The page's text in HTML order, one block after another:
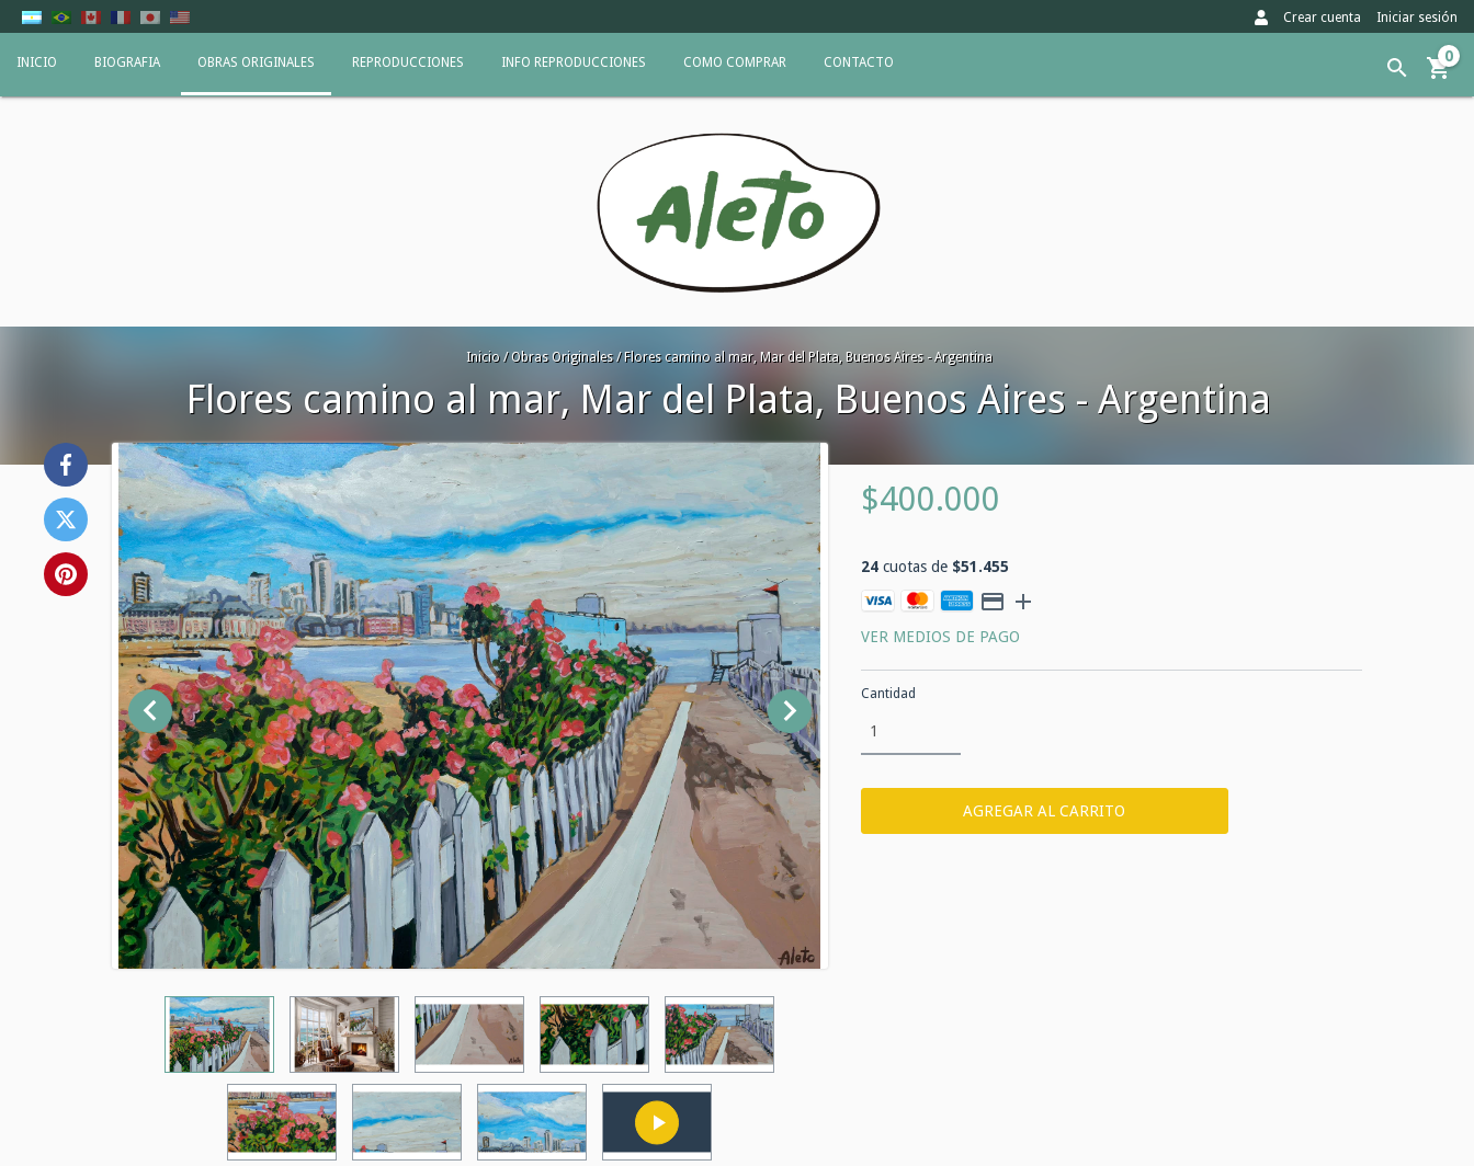
Crear cuenta Iniciar sesión
INICIO BIOGRAFIA OBRAS ORIGINALES REPRODUCCIONES INFO REPRODUCCIONES COMO COMPRAR CONTACTO 0
Inicio / Obras Originales / Flores camino al mar, Mar del Plata, Buenos Aires - Argentina
Flores camino al mar, Mar del Plata, Buenos Aires - Argentina
$400.000
24cuotas de $51.455
VER MEDIOS DE PAGO
Cantidad